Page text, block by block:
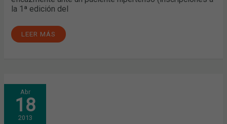
la 1ª edición del
LEER MÁS
Abr
18
2013
TRATAMIENTO
DE
LA
ALERGIA
CON
VACUNAS